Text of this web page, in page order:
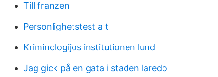
Till franzen
Personlighetstest a t
Kriminologijos institutionen lund
Jag gick på en gata i staden laredo